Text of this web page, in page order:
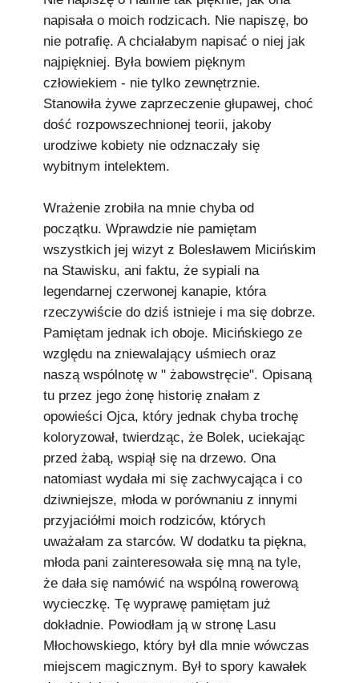
Podkowiański Słownik Biograficzny
🖶 Drukuj
Wszelkie prawa zastrzeżone
napisała o moich rodzicach. Nie napiszę, bo
nie potrafię. A chciałabym napisać o niej jak
najpiękniej. Była bowiem pięknym
człowiekiem - nie tylko zewnętrznie.
Stanowiła żywe zaprzeczenie głupawej, choć
dość rozpowszechnionej teorii, jakoby
urodziwe kobiety nie odznaczały się
wybitnym intelektem.
Wrażenie zrobiła na mnie chyba od
początku. Wprawdzie nie pamiętam
wszystkich jej wizyt z Bolesławem Micińskim
na Stawisku, ani faktu, że sypiali na
legendarnej czerwonej kanapie, która
rzeczywiście do dziś istnieje i ma się dobrze.
Pamiętam jednak ich oboje. Micińskiego ze
względu na zniewalający uśmiech oraz
naszą wspólnotę w " żabowstręcie". Opisaną
tu przez jego żonę historię znałam z
opowieści Ojca, który jednak chyba trochę
koloryzował, twierdząc, że Bolek, uciekając
przed żabą, wspiął się na drzewo. Ona
natomiast wydała mi się zachwycająca i co
dziwniejsze, młoda w porównaniu z innymi
przyjaciółmi moich rodziców, których
uważałam za starców. W dodatku ta piękna,
młoda pani zainteresowała się mną na tyle,
że dała się namówić na wspólną rowerową
wycieczkę. Tę wyprawę pamiętam już
dokładnie. Powiodłam ją w stronę Lasu
Młochowskiego, który był dla mnie wówczas
miejscem magicznym. Był to spory kawałek